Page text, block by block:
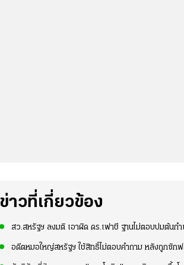
ข่าวที่เกี่ยวข้อง
สว.สหรัฐฯ ลงมติ เอาผิด ดร.เฟาชี ฐานไม่ตอบปมต้นกำ
อดีตหมอใหญ่สหรัฐฯ ใช้สิทธิ์ไม่ตอบคำถาม หลังถูกซัก